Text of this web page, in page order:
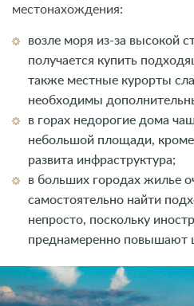
местонахождения:
возле моря из-за высокой
получается купить
также местные курорты
необходимы
в горах недорогие дома
небольшой площади,
развита инфраструктура;
в больших городах жилье
самостоятельно найти
непросто, поскольку
преднамеренно повышают